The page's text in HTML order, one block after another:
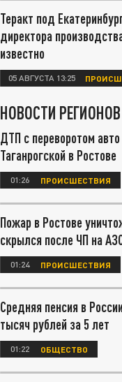
Теракт под
директора
известно
05 АВГУСТА 13:25
НОВОСТИ РЕГИОНОВ
ДТП с переворотом
Таганрогской в Ростове
01:26 ПРОИСШЕСТВИЯ
Пожар в Ростове
скрылся после ЧП на
01:24 ПРОИСШЕСТВИЯ
Средняя пенсия в
тысяч рублей за 5 лет
01:22 ОБЩЕСТВО